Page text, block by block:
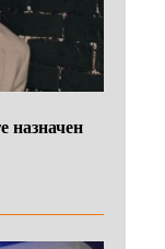
назначен